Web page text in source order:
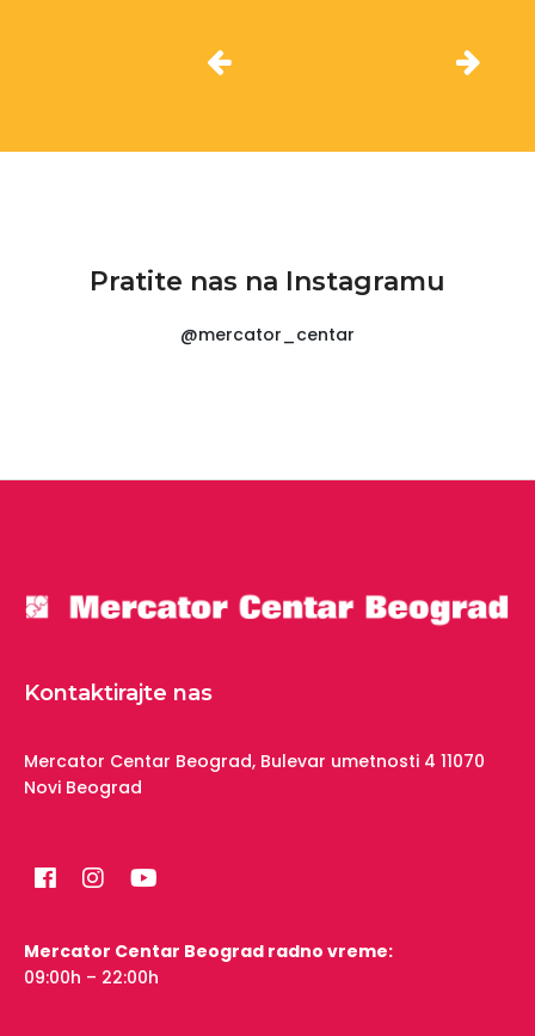
Pratite nas na Instagramu
@mercator_centar
Kontaktirajte nas
Mercator Centar Beograd, Bulevar umetnosti 4 11070
Novi Beograd
Mercator Centar Beograd radno vreme:
09:00h – 22:00h